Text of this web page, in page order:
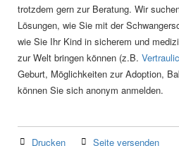
trotzdem gern zur Beratung. Wir
Lösungen, wie Sie mit der
wie Sie Ihr Kind in sicherem und
zur Welt bringen können (z.B.
Geburt, Möglichkeiten zur Adoption,
können Sie sich anonym anmelden.
Drucken Seite versenden